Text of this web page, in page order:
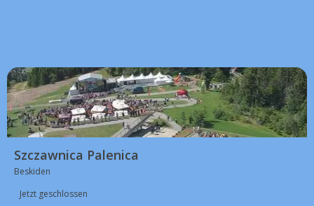
49 km
Szczawnica Palenica
Beskiden
Jetzt geschlossen